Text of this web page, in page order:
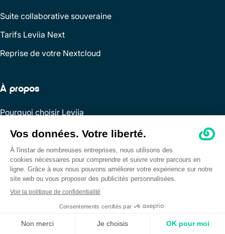
Suite collaborative souveraine
Tarifs Leviia Next
Reprise de votre Nextcloud
À propos
Pourquoi choisir Leviia
Blog
Presse
Partenaires
Programme partenaire